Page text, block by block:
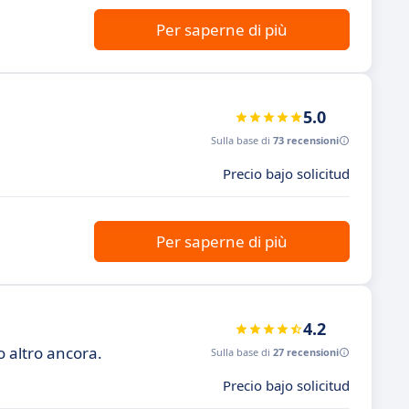
Per saperne di più
5.0
Sulla base di 73 recensioni
Precio bajo solicitud
Per saperne di più
altro ancora.
4.2
Sulla base di 27 recensioni
Precio bajo solicitud